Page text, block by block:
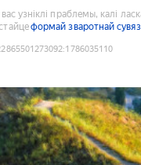
вас узніклі праблемы, калі
формай зваротнай
:1786035110